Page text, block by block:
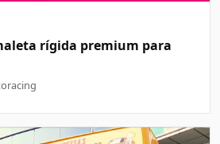
rígida premium para